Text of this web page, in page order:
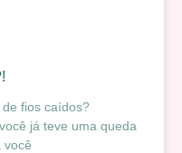
fios caídos?
já teve uma queda
você